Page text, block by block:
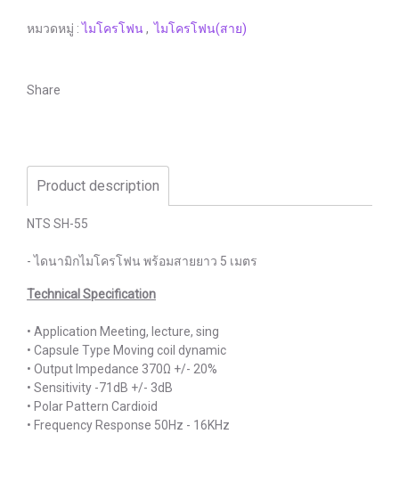
หมวดหมู่ :ไมโครโฟน, ไมโครโฟน(สาย)
Share
Product description
NTS SH-55
- ไดนามิกไมโครโฟน พร้อมสายยาว 5 เมตร
Technical Specification
• Application Meeting, lecture, sing
• Capsule Type Moving coil dynamic
• Output Impedance 370Ω +/- 20%
• Sensitivity -71dB +/- 3dB
• Polar Pattern Cardioid
• Frequency Response 50Hz - 16KHz